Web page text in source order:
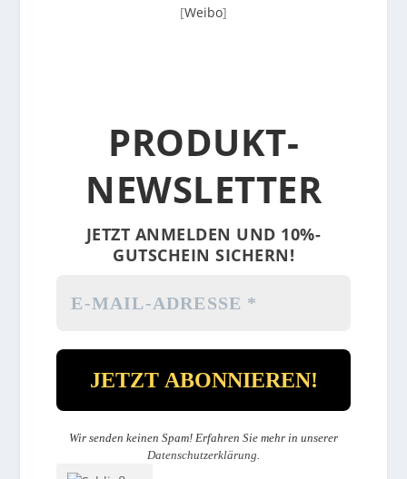
[Weibo]
PRODUKT-
NEWSLETTER
JETZT ANMELDEN UND 10%-
GUTSCHEIN SICHERN!
Wir senden keinen Spam! Erfahren Sie mehr in unserer
Datenschutzerklärung